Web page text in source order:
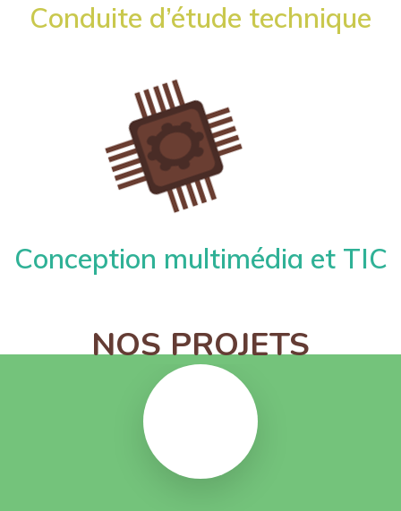
Conduite d’étude technique
Conception multimédia et TIC
NOS PROJETS